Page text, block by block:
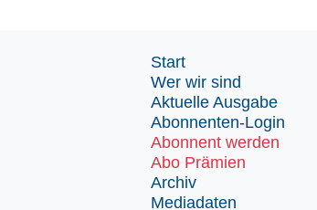
Start
Wer wir sind
Aktuelle Ausgabe
Abonnenten-Login
Abonnent werden
Abo Prämien
Archiv
Mediadaten